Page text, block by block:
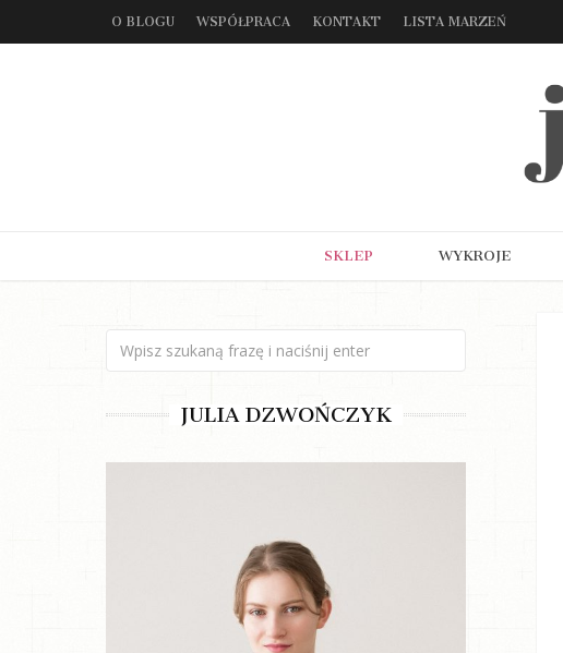
O BLOGU WSPÓŁPRACA KONTAKT LISTA MARZEŃ
SKLEP WYKROJE
JULIA DZWOŃCZYK